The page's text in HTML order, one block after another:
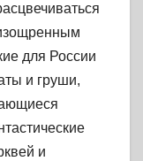
для России
и груши,
и